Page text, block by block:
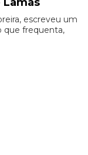
escreveu um
que frequenta,